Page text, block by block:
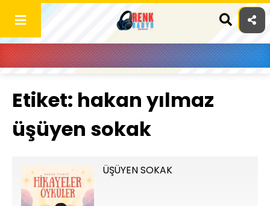
content
Etiket: hakan yılmaz
üşüyen sokak
ÜŞÜYEN SOKAK